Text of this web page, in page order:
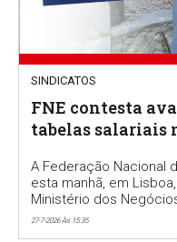
SINDICATOS
FNE contesta
tabelas salariais
A Federação Nacional
esta manhã, em
Ministério dos
27-7-2026 Às 15:35